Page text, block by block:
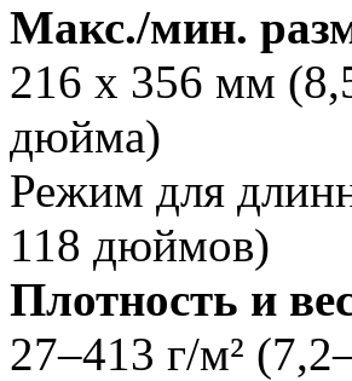
Макс./мин.
216 x 356 мм
дюйма)
Режим для
118 дюймов)
Плотность и
27–413 г/м²